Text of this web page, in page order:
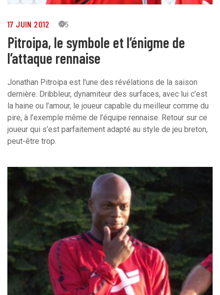
17 JUIN 2012 95
Pitroipa, le symbole et l’énigme de
l’attaque rennaise
Jonathan Pitroipa est l'une des révélations de la saison
dernière. Dribbleur, dynamiteur des surfaces, avec lui c’est
la haine ou l’amour, le joueur capable du meilleur comme du
pire, à l’exemple même de l’équipe rennaise. Retour sur ce
joueur qui s’est parfaitement adapté au style de jeu breton,
peut-être trop.